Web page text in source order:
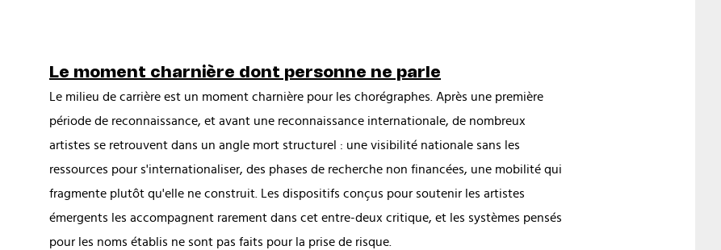
Le moment charnière dont personne ne parle
Le milieu de carrière est un moment charnière pour les chorégraphes. Après une première
période de reconnaissance, et avant une reconnaissance internationale, de nombreux
artistes se retrouvent dans un angle mort structurel : une visibilité nationale sans les
ressources pour s'internationaliser, des phases de recherche non financées, une mobilité qui
fragmente plutôt qu'elle ne construit. Les dispositifs conçus pour soutenir les artistes
émergents les accompagnent rarement dans cet entre-deux critique, et les systèmes pensés
pour les noms établis ne sont pas faits pour la prise de risque.